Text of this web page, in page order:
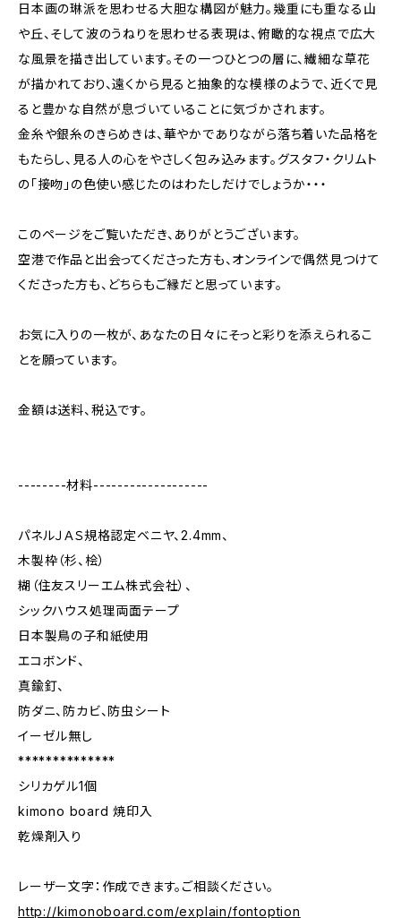
日本画の琳派を思わせる大胆な構図が魅力。幾重にも重なる山
や丘、そして波のうねりを思わせる表現は、俯瞰的な視点で広大
な風景を描き出しています。その一つひとつの層に、繊細な草花
が描かれており、遠くから見ると抽象的な模様のようで、近くで見
ると豊かな自然が息づいていることに気づかされます。
金糸や銀糸のきらめきは、華やかでありながら落ち着いた品格を
もたらし、見る人の心をやさしく包み込みます。グスタフ・クリムト
の「接吻」の色使い感じたのはわたしだけでしょうか・・・
このページをご覧いただき、ありがとうございます。
空港で作品と出会ってくださった方も、オンラインで偶然見つけて
くださった方も、どちらもご縁だと思っています。
お気に入りの一枚が、あなたの日々にそっと彩りを添えられるこ
とを願っています。
金額は送料、税込です。
--------材料-------------------
パネルＪＡＳ規格認定ベニヤ、2.4mm、
木製枠（杉、桧）
糊（住友スリーエム株式会社）、
シックハウス処理両面テープ
日本製鳥の子和紙使用
エコボンド、
真鍮釘、
防ダニ、防カビ、防虫シート
イーゼル無し
**************
シリカゲル1個
kimono board 焼印入
乾燥剤入り
レーザー文字：作成できます。ご相談ください。
http://kimonoboard.com/explain/fontoption